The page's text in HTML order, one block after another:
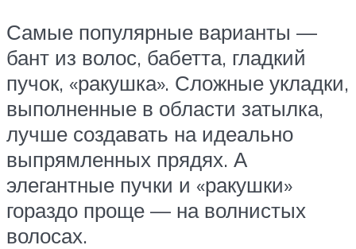
Самые популярные варианты —
бант из волос, бабетта, гладкий
пучок, «ракушка». Сложные укладки,
выполненные в области затылка,
лучше создавать на идеально
выпрямленных прядях. А
элегантные пучки и «ракушки»
гораздо проще — на волнистых
волосах.